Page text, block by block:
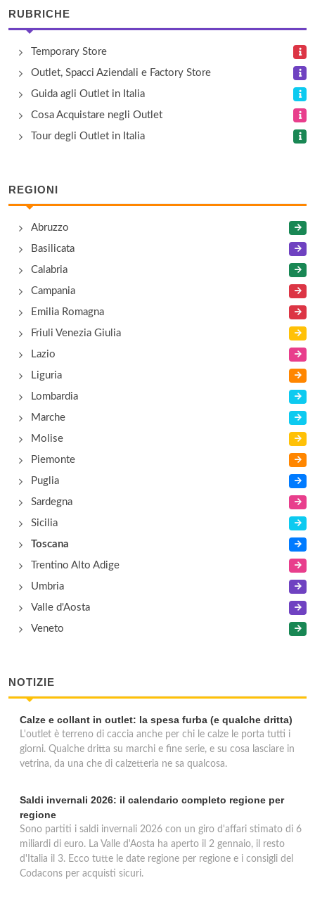
Cinelli Piume e Piumini
via Cessana 3/5, Buggiano
Confezioni Alba
via Statale Fiorentina 165, Olmi
DubinSport
via Lucchese 105, Uzzano
RUBRICHE
Temporary Store
Outlet, Spacci Aziendali e Factory Store
Guida agli Outlet in Italia
Cosa Acquistare negli Outlet
Tour degli Outlet in Italia
REGIONI
Abruzzo
Basilicata
Calabria
Campania
Emilia Romagna
Friuli Venezia Giulia
Lazio
Liguria
Lombardia
Marche
Molise
Piemonte
Puglia
Sardegna
Sicilia
Toscana
Trentino Alto Adige
Umbria
Valle d'Aosta
Veneto
NOTIZIE
Calze e collant in outlet: la spesa furba (e qualche dritta)
L'outlet è terreno di caccia anche per chi le calze le porta tutti i
giorni. Qualche dritta su marchi e fine serie, e su cosa lasciare in
vetrina, da una che di calzetteria ne sa qualcosa.
Saldi invernali 2026: il calendario completo regione per
regione
Sono partiti i saldi invernali 2026 con un giro d'affari stimato di 6
miliardi di euro. La Valle d'Aosta ha aperto il 2 gennaio, il resto
d'Italia il 3. Ecco tutte le date regione per regione e i consigli del
Codacons per acquisti sicuri.